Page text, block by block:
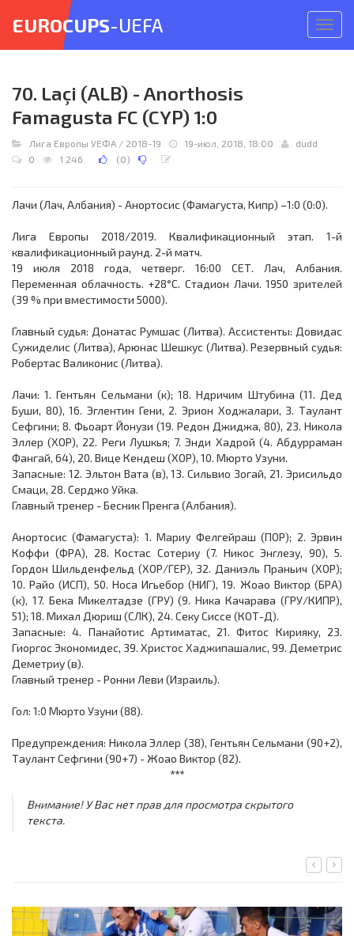
меню
EUROCUPS-UEFA
70. Laçi (ALB) - Anorthosis
Famagusta FC (CYP) 1:0
Лига Европы УЕФА / 2018-19 19-июл, 2018, 18:00
dudd
0
1 246 (0)
Лачи (Лач, Албания) - Анортосис (Фамагуста, Кипр) –1:0 (0:0).
Лига Европы 2018/2019. Квалификационный этап. 1-й
квалификационный раунд. 2-й матч.
19 июля 2018 года, четверг. 16:00 СЕТ. Лач, Албания.
Переменная облачность. +28°C. Стадион Лачи. 1950 зрителей
(39 % при вместимости 5000).
Главный судья: Донатас Румшас (Литва). Ассистенты: Довидас
Сужиделис (Литва), Арюнас Шешкус (Литва). Резервный судья:
Робертас Валиконис (Литва).
Лачи: 1. Гентьян Сельмани (к); 18. Ндричим Штубина (11. Дед
Буши, 80), 16. Эглентин Гени, 2. Эрион Ходжалари, 3. Таулант
Сефгини; 8. Фьоарт Йонузи (19. Редон Джиджа, 80), 23. Никола
Эллер (ХОР), 22. Реги Лушкья; 7. Энди Хадрой (4. Абдурраман
Фангай, 64), 20. Вице Кендеш (ХОР), 10. Мюрто Узуни.
Запасные: 12. Эльтон Вата (в), 13. Сильвио Зогай, 21. Эрисильдо
Смаци, 28. Серджо Уйка.
Главный тренер - Бесник Пренга (Албания).
Анортосис (Фамагуста): 1. Мариу Фелгейраш (ПОР); 2. Эрвин
Коффи (ФРА), 28. Костас Сотериу (7. Никос Энглезу, 90), 5.
Гордон Шильденфельд (ХОР/ГЕР), 32. Даниэль Праньич (ХОР);
10. Райо (ИСП), 50. Носа Игьебор (НИГ), 19. Жоао Виктор (БРА)
(к), 17. Бека Микелтадзе (ГРУ) (9. Ника Качарава (ГРУ/КИПР),
51); 18. Михал Дюриш (СЛК), 24. Секу Сиссе (КОТ-Д).
Запасные: 4. Панайотис Артиматас, 21. Фитос Кирияку, 23.
Гиоргос Экономидес, 39. Христос Хаджипашалис, 99. Деметрис
Деметриу (в).
Главный тренер - Ронни Леви (Израиль).
Гол: 1:0 Мюрто Узуни (88).
Предупреждения: Никола Эллер (38), Гентьян Сельмани (90+2),
Таулант Сефгини (90+7) - Жоао Виктор (82).
***
Внимание! У Вас нет прав для просмотра скрытого
текста.